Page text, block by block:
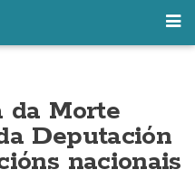
da Morte
Deputación
nacionais